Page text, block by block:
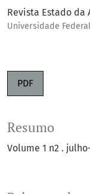
Revista Estado da
Universidade
PDF
Resumo
Volume 1 n2 .